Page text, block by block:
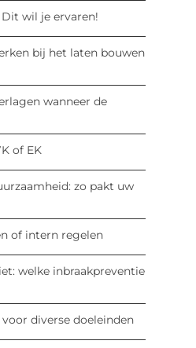
wil je ervaren!
bij het laten bouwen
wanneer de
of EK
zo pakt uw
of intern regelen
welke inbraakpreventie
diverse doeleinden